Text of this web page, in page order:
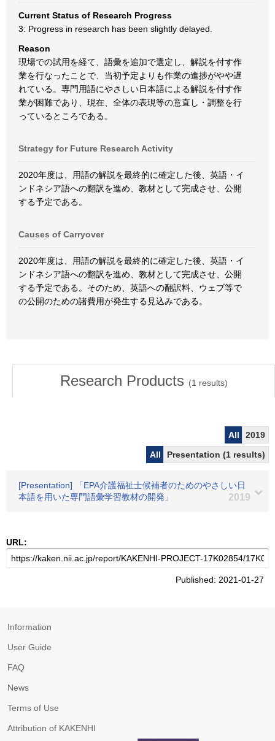
Current Status of Research Progress
3: Progress in research has been slightly delayed.
Reason
現場での試用を経て、語彙を追加で選定し、解説を付す作
業を行なったことで、当初予定よりも作業の進捗がやや遅
れている。専門用語にやさしい日本語による解説を付す作
業が困難であり、現在、全体の表現等の意直し・調整を行
っているところである。
Strategy for Future Research Activity
2020年度は、用語の解説を最終的に確定した後、英語・イ
ンドネシア語への翻訳を進め、教材として完成させ、公開
する予定である。
Causes of Carryover
2020年度は、用語の解説を最終的に確定した後、英語・イ
ンドネシア語への翻訳を進め、教材として完成させ、公開
する予定である。そのため、英語への翻訳料、ウェブ等で
の公開のための諸費用が発生する見込みである。
Research Products (1 results)
All
2019
All
Presentation (1 results)
[Presentation] 「EPA介護福祉士候補者のためのやさしい日
本語を用いた専門語彙学習教材の開発」
2019
URL:
Published: 2021-01-27
Information
User Guide
FAQ
News
Terms of Use
Attribution of KAKENHI